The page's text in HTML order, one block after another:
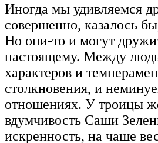
Иногда мы удивляемся
совершенно, казалось
Но они-то и могут
настоящему. Между
характеров и
столкновения, и
отношениях. У троицы
вдумчивость Саши
искренность, на чаше